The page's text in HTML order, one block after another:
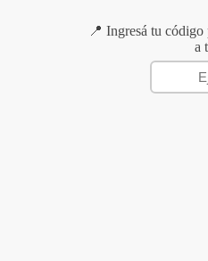
📍 Ingresá tu
a